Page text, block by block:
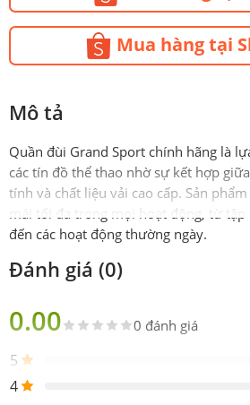
Mua hàng tại
Mô tả
Quần đùi Grand Sport chính hãng là
các tín đồ thể thao nhờ sự kết hợp
tính và chất liệu vải cao cấp. Sản
mái tối đa trong mọi hoạt động, từ tập
đến các hoạt động thường ngày.
Thông số kỹ thuật
Đặc điểm
hiệu
Xuất xứ
Đánh giá (0)
0.00 0 đánh giá
5
4